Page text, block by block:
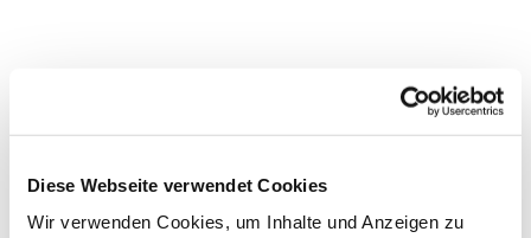
Diese Webseite verwendet Cookies
Wir verwenden Cookies, um Inhalte und Anzeigen zu